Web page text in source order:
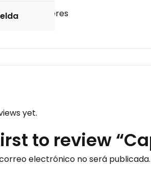
mujeres
yet.
to review
electrónico no será publicada.